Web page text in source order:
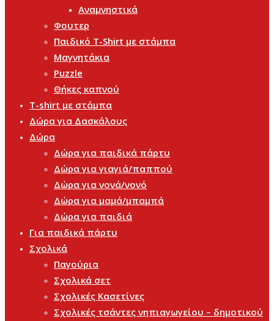
Αναμνηστικά
Φουτερ
Παιδικό T-Shirt με στάμπα
Μαγνητάκια
Puzzle
Θήκες καπνού
T-shirt με στάμπα
Δώρα για Δασκάλους
Δώρα
Δώρα για παιδικά πάρτυ
Δώρα για γιαγιά/παππού
Δώρα για νονά/νονό
Δώρα για μαμά/μπαμπά
Δώρα για παιδιά
Για παιδικά πάρτυ
Σχολικά
Παγούρια
Σχολικά σετ
Σχολικές Κασετίνες
Σχολικές τσάντες νηπιαγωγείου – δημοτικού